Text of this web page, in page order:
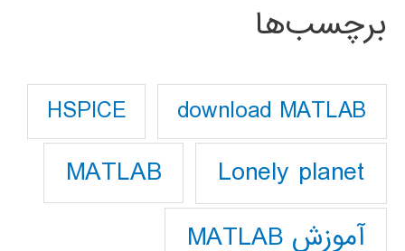
برچسب‌ها
download MATLAB
HSPICE
Lonely planet
MATLAB
آموزش MATLAB